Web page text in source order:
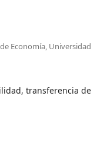
Economía, Universidad
transferencia de